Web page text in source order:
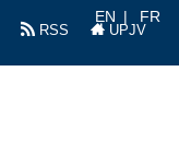
RSS UPJV
EN FR